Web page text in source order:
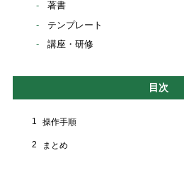
著書
テンプレート
講座・研修
目次
1 操作手順
2 まとめ